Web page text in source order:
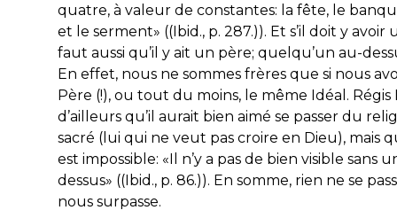
quatre, à valeur de constantes: la fête, le
et le serment» ((Ibid., p. 287.)). Et s’il doit y avoir
faut aussi qu’il y ait un père; quelqu’un au-
En effet, nous ne sommes frères que si nous
Père (!), ou tout du moins, le même Idéal. Régis
d’ailleurs qu’il aurait bien aimé se passer du
sacré (lui qui ne veut pas croire en Dieu), mais
est impossible: «Il n’y a pas de bien visible sans
dessus» ((Ibid., p. 86.)). En somme, rien ne se
nous surpasse.